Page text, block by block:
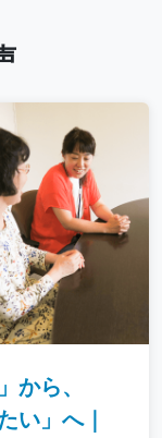
から、
い」へ｜